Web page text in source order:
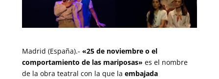
Madrid (España).- «25 de noviembre o el
comportamiento de las mariposas» es el nombre
de la obra teatral con la que la embajada